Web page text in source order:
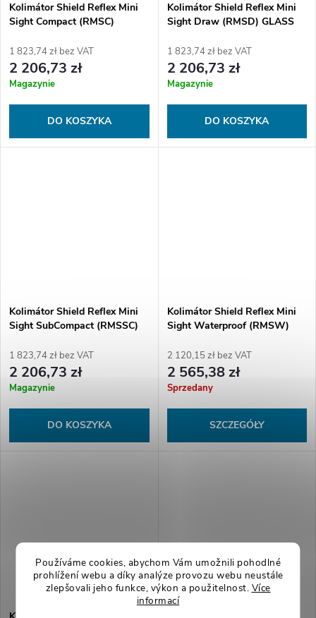
Používáme cookies, abychom Vám umožnili pohodlné
prohlížení webu a díky analýze provozu webu neustále
zlepšovali jeho funkce, výkon a použitelnost. Více
informací
Kolimátor Shield Reflex Mini
Sight Compact (RMSC)
(3.25MOA) OGR
1 823,74 zł bez VAT
2 206,73 zł
Magazynie
DO KOSZYKA
Kolimátor Shield Reflex Mini
Sight Draw (RMSD) GLASS
1 823,74 zł bez VAT
2 206,73 zł
Magazynie
DO KOSZYKA
Kolimátor Shield Reflex Mini
Sight SubCompact (RMSSC)
(3.25MOA)
1 823,74 zł bez VAT
2 206,73 zł
Magazynie
DO KOSZYKA
Kolimátor Shield Reflex Mini
Sight Waterproof (RMSW)
4MOA Dot (3.25MOA)
2 120,15 zł bez VAT
2 565,38 zł
Sprzedany
SZCZEGÓŁY